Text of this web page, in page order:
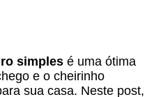
simples é uma ótima
e o cheirinho
sua casa. Neste post,